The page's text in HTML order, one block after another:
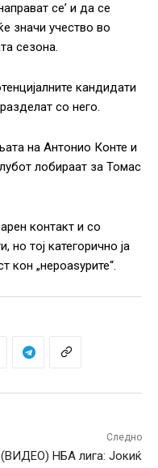
се’ и да се
значи учество во
сезона.
кандидати
со него.
на Антонио Конте и
лобираат за Томас
контакт и со
но тој категорично ја
кон „нероаѕурите“.
Следно
(ВИДЕО) НБА лига: Јокиќ